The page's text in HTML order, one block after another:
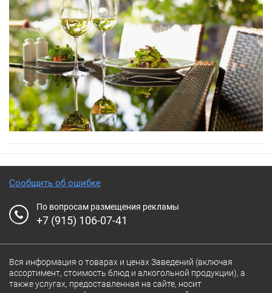
Сообщить об ошибке
По вопросам размещения рекламы
+7 (915) 106-07-41
Вся информация о товарах и ценах Заведений (включая
ассортимент, стоимость блюд и алкогольной продукции), а
также услугах, предоставленная на сайте, носит